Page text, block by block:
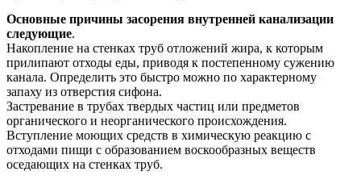
Основные причины засорения внутренней канализации
следующие.
Накопление на стенках труб отложений жира, к которым
прилипают отходы еды, приводя к постепенному сужению
канала. Определить это быстро можно по характерному
запаху из отверстия сифона.
Застревание в трубах твердых частиц или предметов
органического и неорганического происхождения.
Вступление моющих средств в химическую реакцию с
отходами пищи с образованием воскообразных веществ
оседающих на стенках труб.